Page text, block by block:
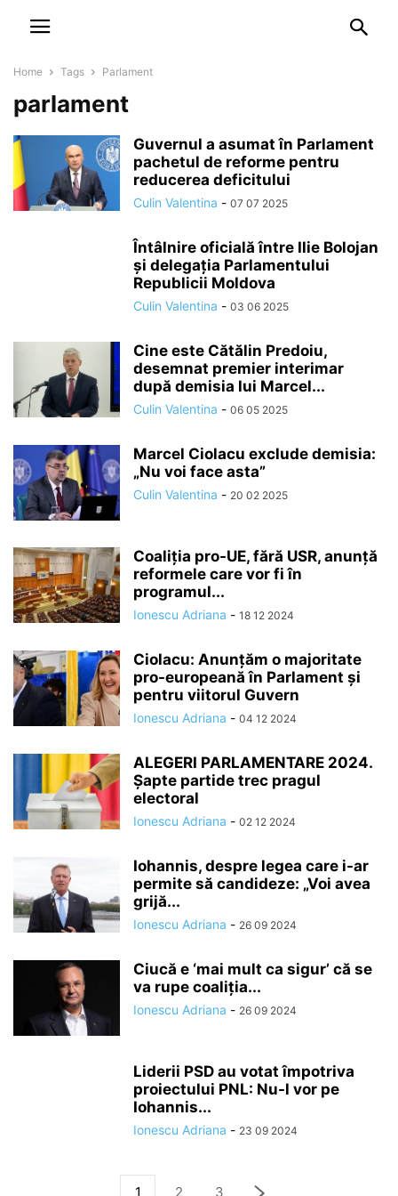
Home Tags Parlament
parlament
Guvernul a asumat în Parlament
pachetul de reforme pentru
reducerea deficitului
Culin Valentina - 07 07 2025
Întâlnire oficială între Ilie Bolojan
și delegația Parlamentului
Republicii Moldova
Culin Valentina - 03 06 2025
Cine este Cătălin Predoiu,
desemnat premier interimar
după demisia lui Marcel...
Culin Valentina - 06 05 2025
Marcel Ciolacu exclude demisia:
„Nu voi face asta”
Culin Valentina - 20 02 2025
Coaliția pro-UE, fără USR, anunță
reformele care vor fi în
programul...
Ionescu Adriana - 18 12 2024
Ciolacu: Anunțăm o majoritate
pro-europeană în Parlament și
pentru viitorul Guvern
Ionescu Adriana - 04 12 2024
ALEGERI PARLAMENTARE 2024.
Șapte partide trec pragul
electoral
Ionescu Adriana - 02 12 2024
Iohannis, despre legea care i-ar
permite să candideze: „Voi avea
grijă...
Ionescu Adriana - 26 09 2024
Ciucă e ‘mai mult ca sigur’ că se
va rupe coaliția...
Ionescu Adriana - 26 09 2024
Liderii PSD au votat împotriva
proiectului PNL: Nu-l vor pe
Iohannis...
Ionescu Adriana - 23 09 2024
1 2 3